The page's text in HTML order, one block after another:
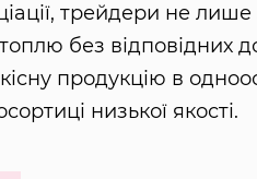
трейдери не лише
без відповідних
продукцію в
низької якості.